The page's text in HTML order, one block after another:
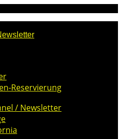
Reservierung
/ Newsletter